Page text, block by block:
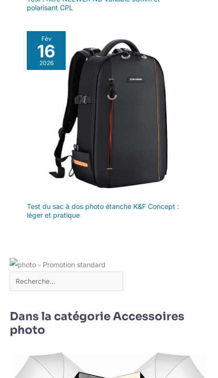
polarisant CPL
Fév
16
2026
Test du sac à dos photo étanche K&F Concept :
léger et pratique
Dans la catégorie Accessoires
photo